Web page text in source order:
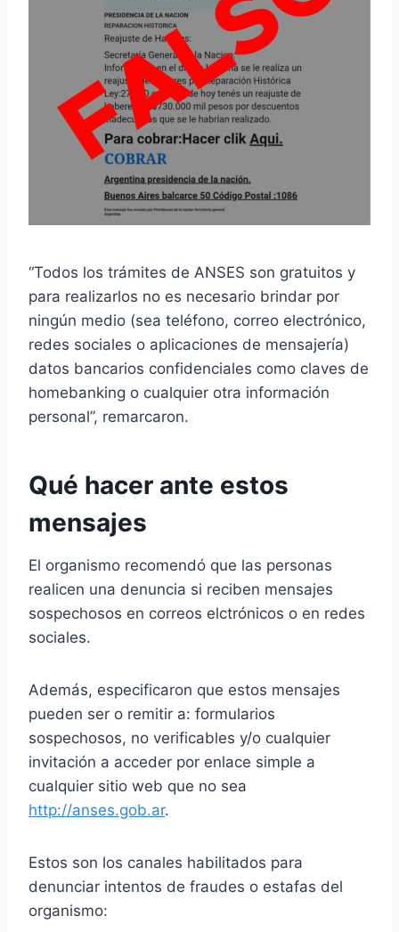
“Todos los trámites de ANSES son gratuitos y
para realizarlos no es necesario brindar por
ningún medio (sea teléfono, correo electrónico,
redes sociales o aplicaciones de mensajería)
datos bancarios confidenciales como claves de
homebanking o cualquier otra información
personal”, remarcaron.
Qué hacer ante estos
mensajes
El organismo recomendó que las personas
realicen una denuncia si reciben mensajes
sospechosos en correos elctrónicos o en redes
sociales.
Además, especificaron que estos mensajes
pueden ser o remitir a: formularios
sospechosos, no verificables y/o cualquier
invitación a acceder por enlace simple a
cualquier sitio web que no sea
http://anses.gob.ar.
Estos son los canales habilitados para
denunciar intentos de fraudes o estafas del
organismo: